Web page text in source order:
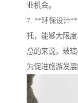
业机会。
7. **环保设计
托，能够大限度
总的来说，玻
为促进旅游发展